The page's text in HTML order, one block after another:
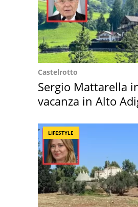
Castelrotto
Sergio Mattarella
vacanza in Alto
LIFESTYLE